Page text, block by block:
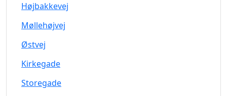
Højbakkevej
Møllehøjvej
Østvej
Kirkegade
Storegade